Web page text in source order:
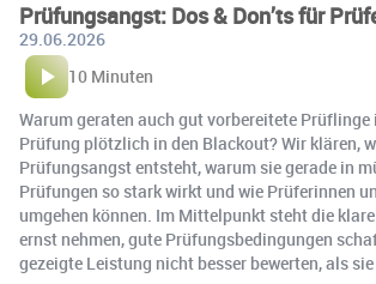
Prüfungsangst: Dos & Don’ts für
29.06.2026
10 Minuten
Warum geraten auch gut vorbereitete Prüflinge
Prüfung plötzlich in den Blackout? Wir klären,
Prüfungsangst entsteht, warum sie gerade in
Prüfungen so stark wirkt und wie Prüferinnen
umgehen können. Im Mittelpunkt steht die
ernst nehmen, gute Prüfungsbedingungen
gezeigte Leistung nicht besser bewerten, als